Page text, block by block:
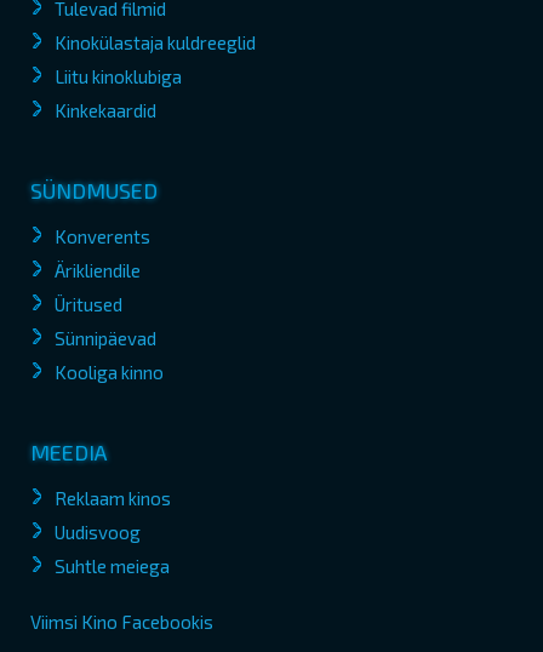
Tulevad filmid
Kinokülastaja kuldreeglid
Liitu kinoklubiga
Kinkekaardid
SÜNDMUSED
Konverents
Ärikliendile
Üritused
Sünnipäevad
Kooliga kinno
MEEDIA
Reklaam kinos
Uudisvoog
Suhtle meiega
Viimsi Kino Facebookis